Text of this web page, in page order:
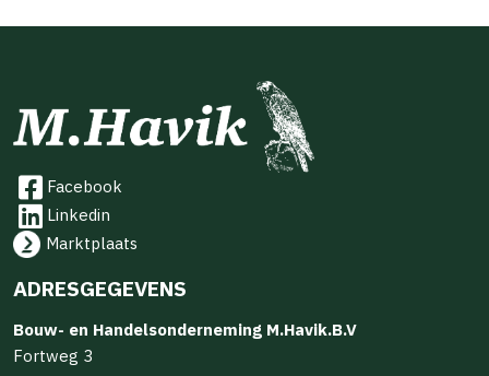
Facebook
Linkedin
Marktplaats
ADRESGEGEVENS
Bouw- en Handelsonderneming M.Havik.B.V
Fortweg 3